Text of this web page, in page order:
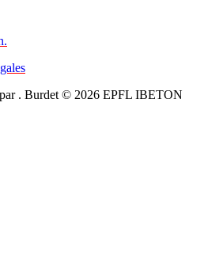
. Burdet © 2026 EPFL IBETON